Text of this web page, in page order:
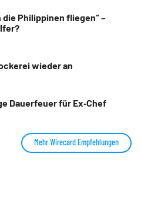
Philippinen fliegen“ –
wieder an
Dauerfeuer für Ex‑Chef
Mehr Wirecard Empfehlungen